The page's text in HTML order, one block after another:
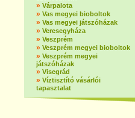
» Várpalota
» Vas megyei bioboltok
» Vas megyei játszóházak
» Veresegyháza
» Veszprém
» Veszprém megyei bioboltok
» Veszprém megyei
játszóházak
» Visegrád
» Víztisztító vásárlói
tapasztalat